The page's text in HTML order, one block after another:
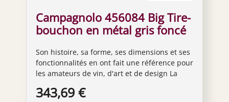
Campagnolo 456084 Big Tire-
bouchon en métal gris foncé
Gris foncé
Son histoire, sa forme, ses dimensions et ses
fonctionnalités en ont fait une référence pour
les amateurs de vin, d'art et de design La
positionne la vis exactement au milieu du
343,69 €